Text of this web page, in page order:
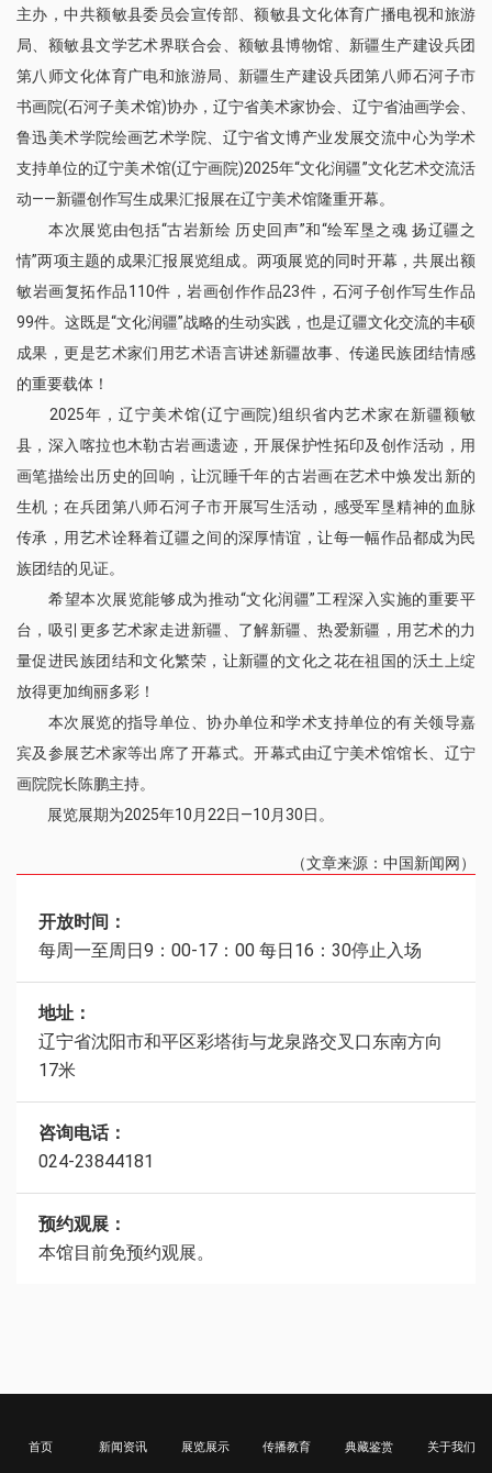
主办，中共额敏县委员会宣传部、额敏县文化体育广播电视和旅游
局、额敏县文学艺术界联合会、额敏县博物馆、新疆生产建设兵团
第八师文化体育广电和旅游局、新疆生产建设兵团第八师石河子市
书画院(石河子美术馆)协办，辽宁省美术家协会、辽宁省油画学会、
鲁迅美术学院绘画艺术学院、辽宁省文博产业发展交流中心为学术
支持单位的辽宁美术馆(辽宁画院)2025年“文化润疆”文化艺术交流活
动——新疆创作写生成果汇报展在辽宁美术馆隆重开幕。
本次展览由包括“古岩新绘 历史回声”和“绘军垦之魂 扬辽疆之
情”两项主题的成果汇报展览组成。两项展览的同时开幕，共展出额
敏岩画复拓作品110件，岩画创作作品23件，石河子创作写生作品
99件。这既是“文化润疆”战略的生动实践，也是辽疆文化交流的丰硕
成果，更是艺术家们用艺术语言讲述新疆故事、传递民族团结情感
的重要载体！
2025年，辽宁美术馆(辽宁画院)组织省内艺术家在新疆额敏
县，深入喀拉也木勒古岩画遗迹，开展保护性拓印及创作活动，用
画笔描绘出历史的回响，让沉睡千年的古岩画在艺术中焕发出新的
生机；在兵团第八师石河子市开展写生活动，感受军垦精神的血脉
传承，用艺术诠释着辽疆之间的深厚情谊，让每一幅作品都成为民
族团结的见证。
希望本次展览能够成为推动“文化润疆”工程深入实施的重要平
台，吸引更多艺术家走进新疆、了解新疆、热爱新疆，用艺术的力
量促进民族团结和文化繁荣，让新疆的文化之花在祖国的沃土上绽
放得更加绚丽多彩！
本次展览的指导单位、协办单位和学术支持单位的有关领导嘉
宾及参展艺术家等出席了开幕式。开幕式由辽宁美术馆馆长、辽宁
画院院长陈鹏主持。
展览展期为2025年10月22日—10月30日。
（文章来源：中国新闻网）
开放时间：
每周一至周日9：00-17：00 每日16：30停止入场
地址：
辽宁省沈阳市和平区彩塔街与龙泉路交叉口东南方向
17米
咨询电话：
024-23844181
预约观展：
本馆目前免预约观展。
首页 新闻资讯 展览展示 传播教育 典藏鉴赏 关于我们